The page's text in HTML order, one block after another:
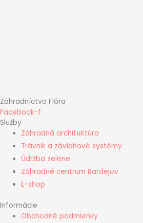
Záhradníctvo Flóra
Facebook-f
Služby
Záhradná architektúra
Trávnik a závlahové systémy
Údržba zelene
Záhradné centrum Bardejov
E-shop
Informácie
Obchodné podmienky